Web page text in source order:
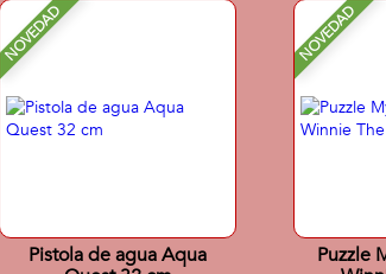
NOVEDAD
Pistola de agua Aqua
NOVEDAD
Puzzle